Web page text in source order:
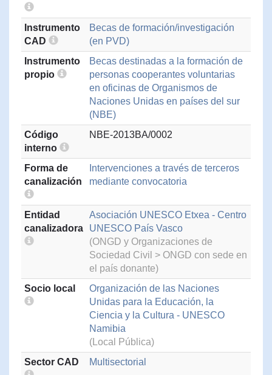
Instrumento
CAD
Becas de formación/investigación
(en PVD)
Instrumento
propio
Becas destinadas a la formación de
personas cooperantes voluntarias
en oficinas de Organismos de
Naciones Unidas en países del sur
(NBE)
Código
interno
NBE-2013BA/0002
Forma de
canalización
Intervenciones a través de terceros
mediante convocatoria
Entidad
canalizadora
Asociación UNESCO Etxea - Centro
UNESCO País Vasco
(ONGD y Organizaciones de
Sociedad Civil > ONGD con sede en
el país donante)
Socio local
Organización de las Naciones
Unidas para la Educación, la
Ciencia y la Cultura - UNESCO
Namibia
(Local Pública)
Sector CAD
Multisectorial